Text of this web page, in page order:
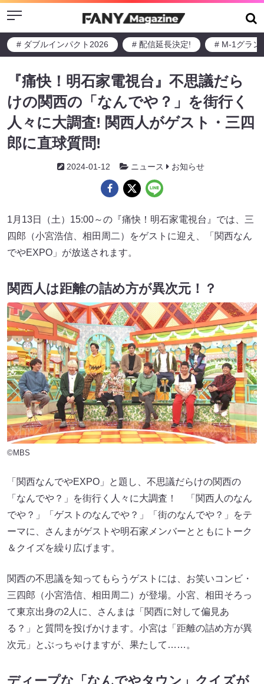
Menu
# ダブルインパクト2026 # 配信延長決定! # M-1グラン
『痛快！明石家電視台』不思議だら
けの関西の「なんでや？」を街行く
人々に大調査! 関西人がゲスト・三四
郎に直球質問!
2024-01-12 ニュース お知らせ
1月13日（土）15:00～の『痛快！明石家電視台』では、三
四郎（小宮浩信、相田周二）をゲストに迎え、「関西なん
でやEXPO」が放送されます。
関西人は距離の詰め方が異次元！？
©MBS
「関西なんでやEXPO」と題し、不思議だらけの関西の
「なんでや？」を街行く人々に大調査！ 「関西人のなん
でや？」「ゲストのなんでや？」「街のなんでや？」をテ
ーマに、さんまがゲストや明石家メンバーとともにトーク
＆クイズを繰り広げます。
関西の不思議を知ってもらうゲストには、お笑いコンビ・
三四郎（小宮浩信、相田周二）が登場。小宮、相田そろっ
て東京出身の2人に、さんまは「関西に対して偏見あ
る？」と質問を投げかけます。小宮は「距離の詰め方が異
次元」とぶっちゃけますが、果たして……。
ディープな「なんでやタウン」クイズが